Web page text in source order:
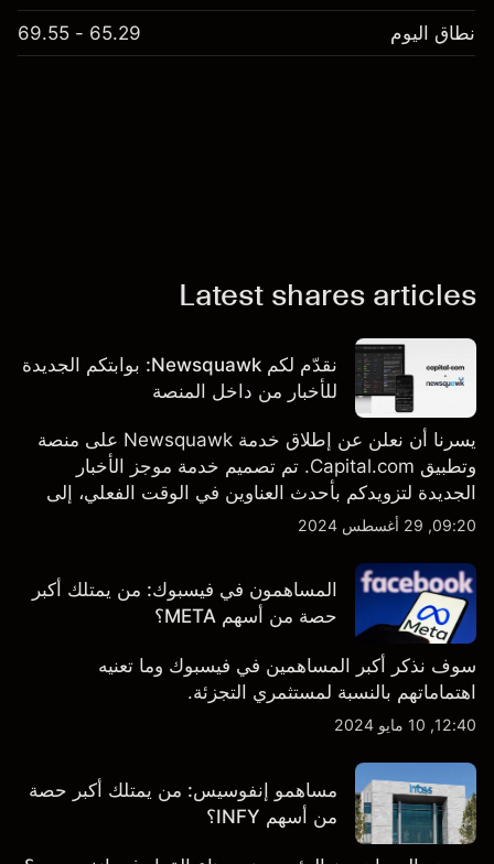
نطاق اليوم 65.29 - 69.55
Latest shares articles
نقدّم لكم Newsquawk: بوابتكم الجديدة
للأخبار من داخل المنصة
يسرنا أن نعلن عن إطلاق خدمة Newsquawk على منصة
وتطبيق Capital.com. تم تصميم خدمة موجز الأخبار
الجديدة لتزويدكم بأحدث العناوين في الوقت الفعلي، إلى
جانب قصص إخبارية مخصصة وتقارير تحليلية متعمقة - وكل
بالضبط.
09:20, 29 أغسطس 2024
المساهمون في فيسبوك: من يمتلك أكبر
حصة من أسهم META؟
سوف نذكر أكبر المساهمين في فيسبوك وما تعنيه
اهتماماتهم بالنسبة لمستثمري التجزئة.
12:40, 10 مايو 2024
مساهمو إنفوسيس: من يمتلك أكبر حصة
من أسهم INFY؟